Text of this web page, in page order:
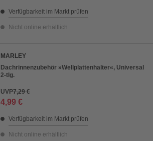
Verfügbarkeit im Markt prüfen
Nicht online erhältlich
MARLEY
Dachrinnenzubehör »Wellplattenhalter«, Universal
2-tlg.
UVP7,29 €
4,99 €
Verfügbarkeit im Markt prüfen
Nicht online erhältlich